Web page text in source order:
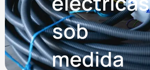
sob
medida